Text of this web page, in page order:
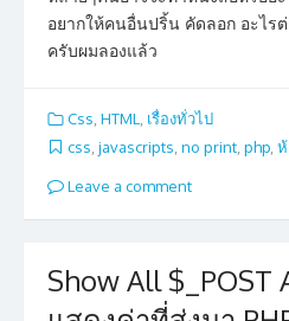
อยากให้คนอื่นปริ้น คัดลอก อะไร
ครับผมลองแล้ว
Css, HTML, เรื่องทั่วไป
css javascripts no print php
Leave a comment
Show All $_POST